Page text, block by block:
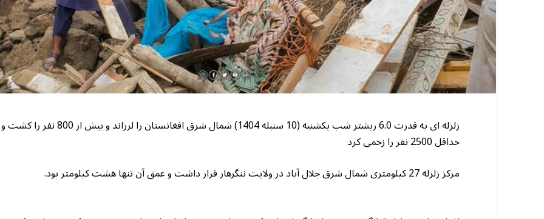
زلزله ای به قدرت 6.0 ریشتر شب یکشنبه (10 سنبله 1404) شمال شرق افغانستان را لرزاند و بیش از 800 نفر را کشت و
حداقل 2500 نفر را زخمی کرد
مرکز زلزله 27 کیلومتری شمال شرق جلال آباد در ولایت ننگرهار قرار داشت و عمق آن تنها هشت کیلومتر بود.